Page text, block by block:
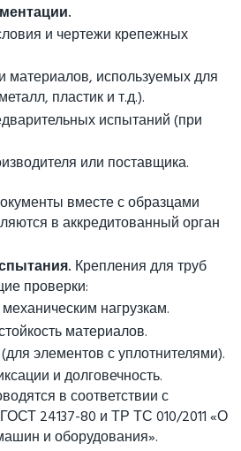
и чертежи крепежных
материалов, используемых для
пластик и т.д.).
испытаний (при
или поставщика.
вместе с образцами
в аккредитованный орган
Крепления для труб
проверки:
нагрузкам.
материалов.
элементов с уплотнителями).
и долговечность.
в соответствии с
24137-80 и ТР ТС 010/2011 «О
и оборудования».